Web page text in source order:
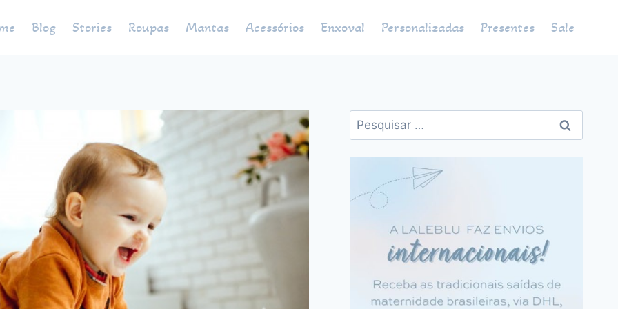
Blog Stories Roupas Mantas Acessórios Enxoval Personalizadas Presentes Sale
Pesquisar
por: